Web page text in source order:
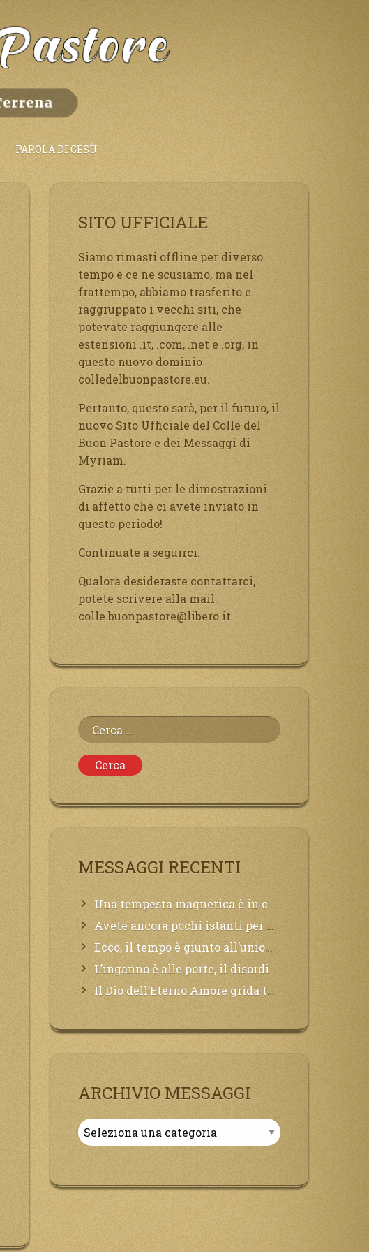
PAROLA DI GESÙ
SITO UFFICIALE
Siamo rimasti offline per diverso
tempo e ce ne scusiamo, ma nel
frattempo, abbiamo trasferito e
raggruppato i vecchi siti, che
potevate raggiungere alle
estensioni .it, .com, .net e .org, in
questo nuovo dominio
colledelbuonpastore.eu.
Pertanto, questo sarà, per il futuro, il
nuovo Sito Ufficiale del Colle del
Buon Pastore e dei Messaggi di
Myriam.
Grazie a tutti per le dimostrazioni
di affetto che ci avete inviato in
questo periodo!
Continuate a seguirci.
Qualora desideraste contattarci,
potete scrivere alla mail:
colle.buonpastore@libero.it
Ricerca
per:
MESSAGGI RECENTI
Una tempesta magnetica è in corso, questa generazione patirà. Il black out non tarderà ad arrivare e tutta la Terra sarà oscurata.
Avete ancora pochi istanti per convertirvi, non perdete tempo, la sciagura arriverà all’improvviso e per chi non si sarà preparato saranno dolori.
Ecco, il tempo è giunto all’unione del Padre con il figlio, non avete che da attendere pochissimo.
L’inganno è alle porte, il disordine degli ordinati urlerà perdono, ma sarà troppo tardi, il tradimento è stato grande!
Il Dio dell’Eterno Amore grida tutto il Suo bene per i Suoi,richiama a Sé i lontani, affinché si pentano e tornino a Lui:
ARCHIVIO MESSAGGI
Archivio
Messaggi